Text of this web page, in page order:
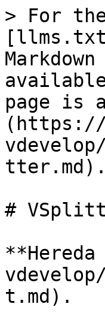
> For
page is
(https://
tter.md).
#
t.md).